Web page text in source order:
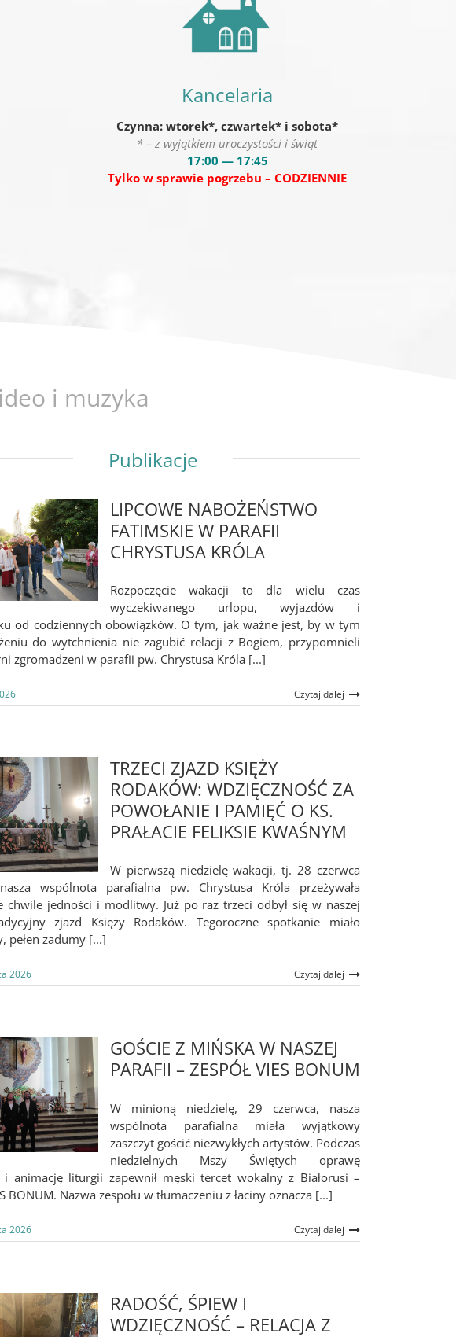
Kancelaria
Czynna: wtorek*, czwartek* i sobota*
* – z wyjątkiem uroczystości i świąt
17:00 — 17:45
Tylko w sprawie pogrzebu – CODZIENNIE
i muzyka
Publikacje
LIPCOWE NABOŻEŃSTWO
FATIMSKIE W PARAFII
CHRYSTUSA KRÓLA
Rozpoczęcie wakacji to dla wielu czas
wyczekiwanego urlopu, wyjazdów i
od codziennych obowiązków. O tym, jak ważne jest, by w tym
do wytchnienia nie zagubić relacji z Bogiem, przypomnieli
zgromadzeni w parafii pw. Chrystusa Króla [...]
Czytaj dalej
TRZECI ZJAZD KSIĘŻY
RODAKÓW: WDZIĘCZNOŚĆ ZA
POWOŁANIE I PAMIĘĆ O KS.
PRAŁACIE FELIKSIE KWAŚNYM
W pierwszą niedzielę wakacji, tj. 28 czerwca
wspólnota parafialna pw. Chrystusa Króla przeżywała
chwile jedności i modlitwy. Już po raz trzeci odbył się w naszej
zjazd Księży Rodaków. Tegoroczne spotkanie miało
pełen zadumy [...]
2026 Czytaj dalej
GOŚCIE Z MIŃSKA W NASZEJ
PARAFII – ZESPÓŁ VIES BONUM
W minioną niedzielę, 29 czerwca, nasza
wspólnota parafialna miała wyjątkowy
zaszczyt gościć niezwykłych artystów. Podczas
niedzielnych Mszy Świętych oprawę
i animację liturgii zapewnił męski tercet wokalny z Białorusi –
BONUM. Nazwa zespołu w tłumaczeniu z łaciny oznacza [...]
2026 Czytaj dalej
RADOŚĆ, ŚPIEW I
WDZIĘCZNOŚĆ – RELACJA Z